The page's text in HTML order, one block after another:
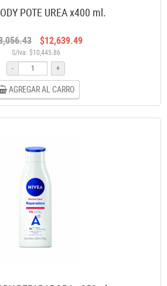
POTE UREA x400 ml.
$12,639.49
S/Iva: $10,445.86
-
+
AGREGAR AL CARRO